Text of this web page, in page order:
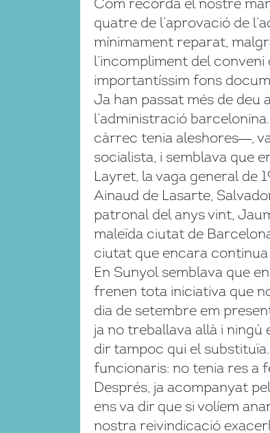
Com recorda el nostre
quatre de l’aprovació de
mínimament reparat,
l’incompliment del conveni
importantíssim fons
Ja han passat més de deu
l’administració
càrrec tenia aleshores―,
socialista, i semblava que
Layret, la vaga general de
Ainaud de Lasarte,
patronal del anys vint,
maleïda ciutat de
ciutat que encara
En Sunyol semblava que
frenen tota iniciativa que
dia de setembre em
ja no treballava allà i ningú
dir tampoc qui el
funcionaris: no tenia res a
Després, ja acompanyat
ens va dir que si volíem
nostra reivindicació